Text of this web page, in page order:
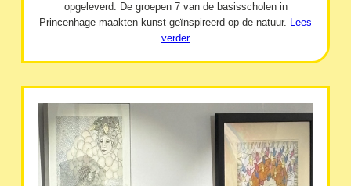
opgeleverd. De groepen 7 van de basisscholen in
Princenhage maakten kunst geïnspireerd op de natuur. Lees
verder